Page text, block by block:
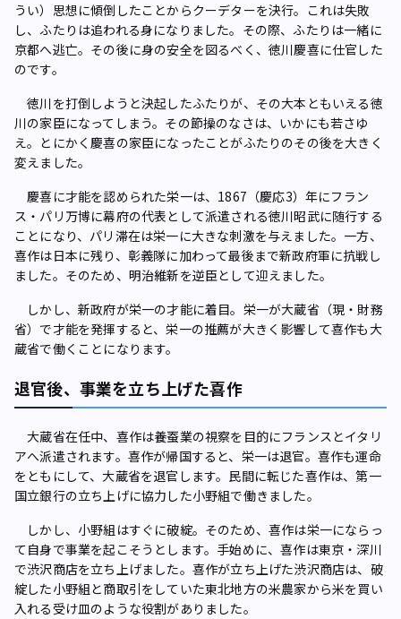
うい）思想に傾倒したことからクーデターを決行。これは失敗
し、ふたりは追われる身になりました。その際、ふたりは一緒に
京都へ逃亡。その後に身の安全を図るべく、徳川慶喜に仕官した
のです。
徳川を打倒しようと決起したふたりが、その大本ともいえる徳
川の家臣になってしまう。その節操のなさは、いかにも若さゆ
え。とにかく慶喜の家臣になったことがふたりのその後を大きく
変えました。
慶喜に才能を認められた栄一は、1867（慶応3）年にフラン
ス・パリ万博に幕府の代表として派遣される徳川昭武に随行する
ことになり、パリ滞在は栄一に大きな刺激を与えました。一方、
喜作は日本に残り、彰義隊に加わって最後まで新政府軍に抗戦し
ました。そのため、明治維新を逆臣として迎えました。
しかし、新政府が栄一の才能に着目。栄一が大蔵省（現・財務
省）で才能を発揮すると、栄一の推薦が大きく影響して喜作も大
蔵省で働くことになります。
退官後、事業を立ち上げた喜作
大蔵省在任中、喜作は養蚕業の視察を目的にフランスとイタリ
アへ派遣されます。喜作が帰国すると、栄一は退官。喜作も運命
をともにして、大蔵省を退官します。民間に転じた喜作は、第一
国立銀行の立ち上げに協力した小野組で働きました。
しかし、小野組はすぐに破綻。そのため、喜作は栄一にならっ
て自身で事業を起こそうとします。手始めに、喜作は東京・深川
で渋沢商店を立ち上げました。喜作が立ち上げた渋沢商店は、破
綻した小野組と商取引をしていた東北地方の米農家から米を買い
入れる受け皿のような役割がありました。